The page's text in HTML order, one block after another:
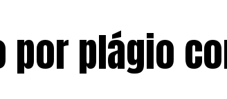
por plágio